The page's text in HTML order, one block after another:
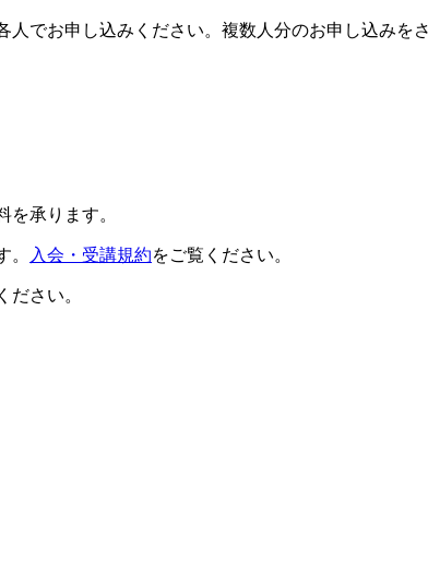
でお申し込みください。複数人分のお申し込みをさ
承ります。
入会・受講規約をご覧ください。
さい。